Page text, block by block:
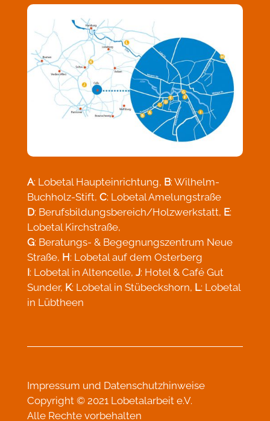
A: Lobetal Haupteinrichtung, B: Wilhelm-
Buchholz-Stift, C: Lobetal Amelungstraße
D: Berufsbildungsbereich/Holzwerkstatt, E:
Lobetal Kirchstraße,
G: Beratungs- & Begegnungszentrum Neue
Straße, H: Lobetal auf dem Osterberg
I: Lobetal in Altencelle, J: Hotel & Café Gut
Sunder, K: Lobetal in Stübeckshorn, L: Lobetal
in Lübtheen
Impressum und Datenschutzhinweise
Copyright © 2021 Lobetalarbeit e.V.
Alle Rechte vorbehalten